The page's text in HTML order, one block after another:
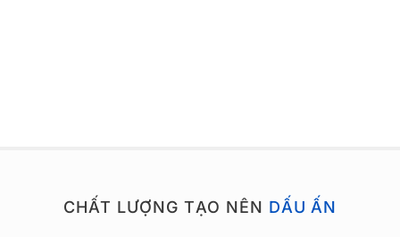
CHẤT LƯỢNG TẠO NÊN DẤU ẤN